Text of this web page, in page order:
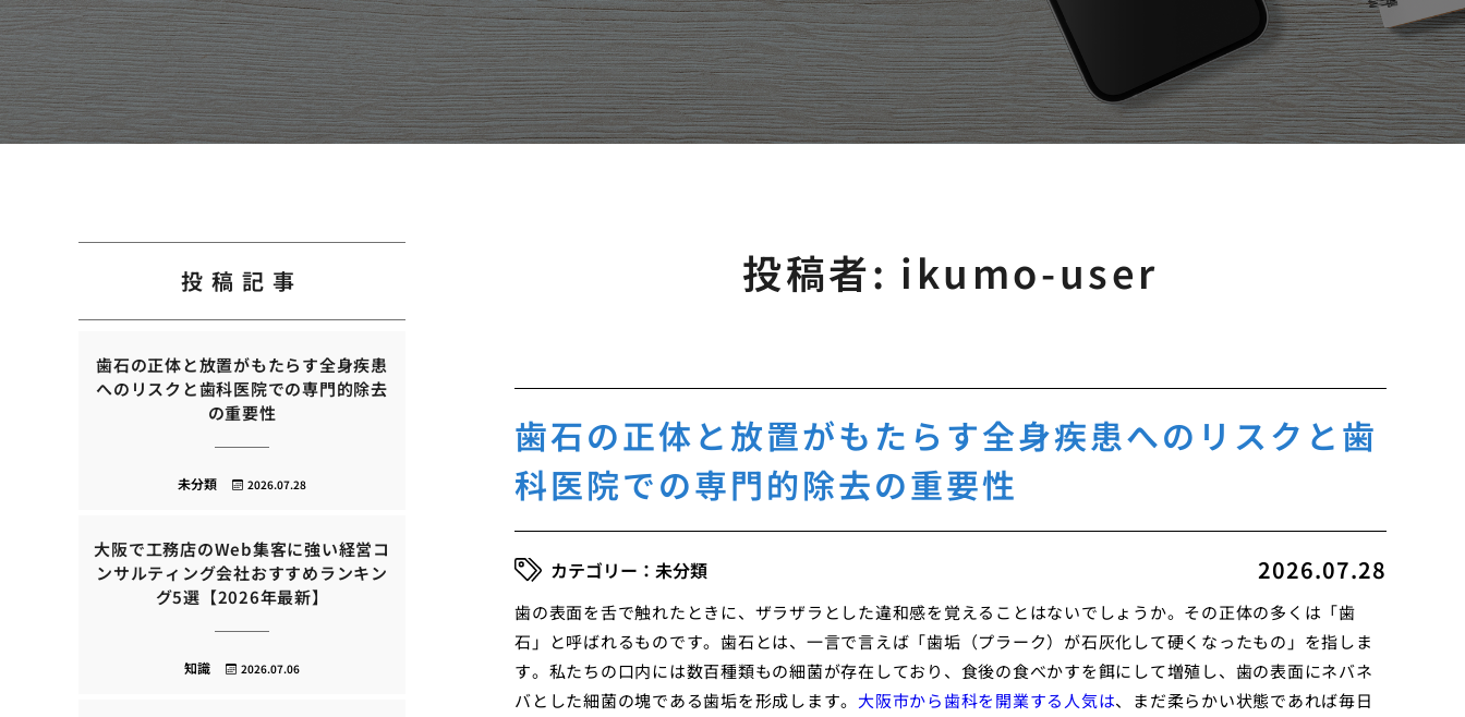
投稿者: ikumo-user
歯石の正体と放置がもたらす全身疾患へのリスクと歯
科医院での専門的除去の重要性
2026.07.28
未分類
歯の表面を舌で触れたときに、ザラザラとした違和感を覚えることはないでしょうか。その正体の多くは「歯
石」と呼ばれるものです。歯石とは、一言で言えば「歯垢（プラーク）が石灰化して硬くなったもの」を指しま
す。私たちの口内には数百種類もの細菌が存在しており、食後の食べかすを餌にして増殖し、歯の表面にネバネ
バとした細菌の塊である歯垢を形成します。 大阪市から歯科を開業する人気は、まだ柔らかい状態であれば毎日
投稿記事
歯石の正体と放置がもたらす全身疾患
へのリスクと歯科医院での専門的除去
の重要性
2026.07.28
未分類
大阪で工務店のWeb集客に強い経営コ
ンサルティング会社おすすめランキン
グ5選【2026年最新】
2026.07.06
知識